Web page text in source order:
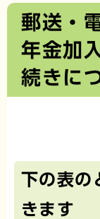
先
文
郵送・
年金加
続きに
下の表の
きます